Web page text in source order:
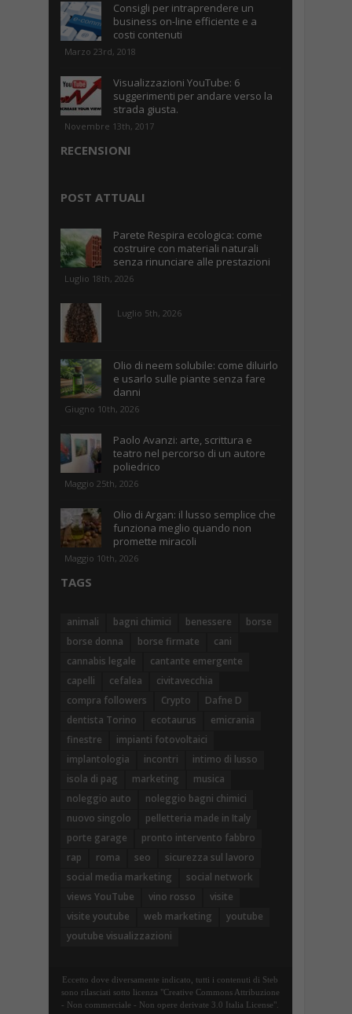
Consigli per intraprendere un
business on-line efficiente e a
costi contenuti
Marzo 23rd, 2018
Visualizzazioni YouTube: 6
suggerimenti per andare verso la
strada giusta.
Novembre 13th, 2017
RECENSIONI
POST ATTUALI
Parete Respira ecologica: come
costruire con materiali naturali
senza rinunciare alle prestazioni
Luglio 18th, 2026
Luglio 5th, 2026
Olio di neem solubile: come diluirlo
e usarlo sulle piante senza fare
danni
Giugno 10th, 2026
Paolo Avanzi: arte, scrittura e
teatro nel percorso di un autore
poliedrico
Maggio 25th, 2026
Olio di Argan: il lusso semplice che
funziona meglio quando non
promette miracoli
Maggio 10th, 2026
TAGS
animali bagni chimici benessere
borse
borse donna
borse firmate
cani
cannabis legale
cantante emergente
capelli
cefalea
civitavecchia
compra followers
Crypto
Dafne D
dentista Torino
ecotaurus
emicrania
finestre
impianti fotovoltaici
implantologia
incontri
intimo di lusso
isola di pag
marketing
musica
noleggio auto
noleggio bagni chimici
nuovo singolo
pelletteria made in Italy
porte garage
pronto intervento fabbro
rap
roma seo
sicurezza sul lavoro
social media marketing
social network
views YouTube
vino rosso
visite
visite youtube
web marketing
youtube
youtube visualizzazioni
Eccetto dove diversamente indicato, tutti i contenuti di Steb
sono rilasciati sotto licenza "Creative Commons Attribuzione
- Non commerciale - Non opere derivate 3.0 Italia License".